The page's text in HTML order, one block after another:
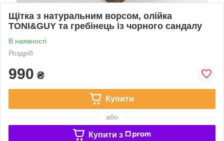
Щітка з натуральним ворсом, олійка
TONI&GUY та гребінець із чорного сандалу
В наявності
Роздріб
990 ₴
Купити
або
Купити з